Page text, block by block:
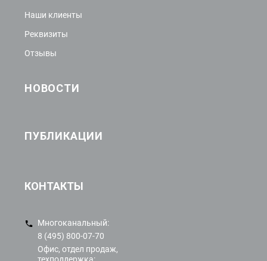
Наши клиенты
Реквизиты
Отзывы
НОВОСТИ
ПУБЛИКАЦИИ
КОНТАКТЫ
Многоканальный:
8 (495) 800-07-70
Офис, отдел продаж,